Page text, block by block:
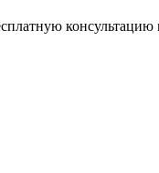
консультацию